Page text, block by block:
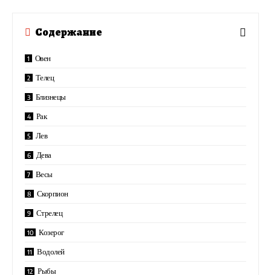
Содержание
Овен
Телец
Близнецы
Рак
Лев
Дева
Весы
Скорпион
Стрелец
Козерог
Водолей
Рыбы